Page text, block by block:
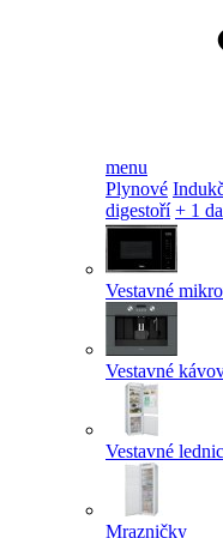
menu
Plynové
digestoří + 1
Vestavné
Vestavné
Vestavné
Mrazničky